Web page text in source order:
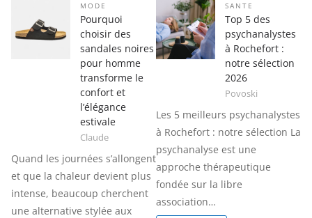
MODE
Pourquoi
choisir des
sandales noires
pour homme
transforme le
confort et
l’élégance
estivale
Claude
Quand les journées s’allongent
et que la chaleur devient plus
intense, beaucoup cherchent
une alternative stylée aux
SANTE
Top 5 des
psychanalystes
à Rochefort :
notre sélection
2026
Povoski
Les 5 meilleurs psychanalystes
à Rochefort : notre sélection La
psychanalyse est une
approche thérapeutique
fondée sur la libre
association…